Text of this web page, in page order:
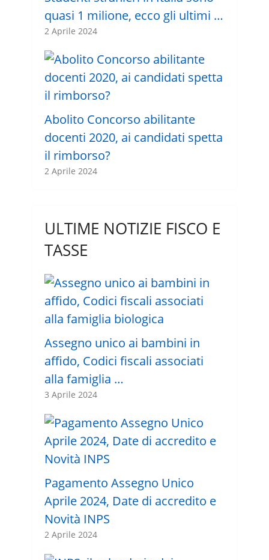
quasi 1 milione, ecco gli ultimi …
2 Aprile 2024
Abolito Concorso abilitante
docenti 2020, ai candidati spetta
il rimborso?
2 Aprile 2024
ULTIME NOTIZIE FISCO E
TASSE
Assegno unico ai bambini in
affido, Codici fiscali associati
alla famiglia …
3 Aprile 2024
Pagamento Assegno Unico
Aprile 2024, Date di accredito e
Novità INPS
2 Aprile 2024